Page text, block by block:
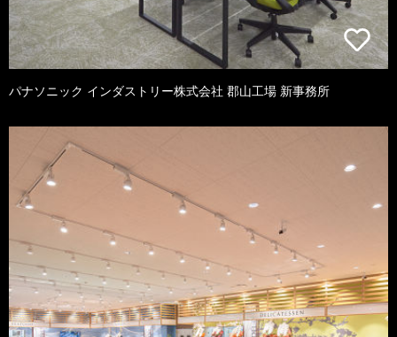
パナソニック インダストリー株式会社 郡山工場 新事務所